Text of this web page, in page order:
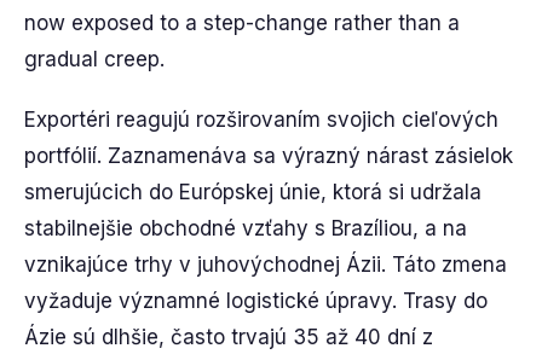
now exposed to a step-change rather than a
gradual creep.
Exportéri reagujú rozširovaním svojich cieľových
portfólií. Zaznamenáva sa výrazný nárast zásielok
smerujúcich do Európskej únie, ktorá si udržala
stabilnejšie obchodné vzťahy s Brazíliou, a na
vznikajúce trhy v juhovýchodnej Ázii. Táto zmena
vyžaduje významné logistické úpravy. Trasy do
Ázie sú dlhšie, často trvajú 35 až 40 dní z